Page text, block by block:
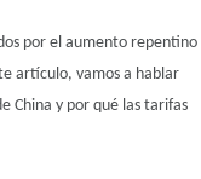
por el aumento repentino
artículo, vamos a hablar
China y por qué las tarifas